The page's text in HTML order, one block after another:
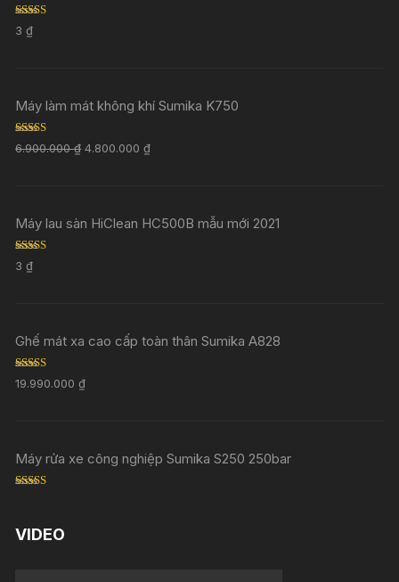
Rated
out of 5
3₫
Máy làm mát không khí Sumika K750
Rated 5.00
out of 5
6.900.000₫ 4.800.000₫
Máy lau sàn HiClean HC500B mẫu mới 2021
Rated
out of 5
3₫
Ghế mát xa cao cấp toàn thân Sumika A828
Rated5.00
out of 5
19.990.000₫
Máy rửa xe công nghiệp Sumika S250 250bar
VIDEO